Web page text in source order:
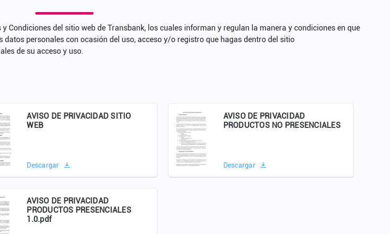
Condiciones del sitio web de Transbank, los cuales informan y regulan la manera y condiciones en que
datos personales con ocasión del uso, acceso y/o registro que hagas dentro del sitio
de su acceso y uso.
AVISO DE PRIVACIDAD SITIO
WEB
Descargar
AVISO DE PRIVACIDAD
PRODUCTOS NO PRESENCIALES
Descargar
AVISO DE PRIVACIDAD
PRODUCTOS PRESENCIALES
1.0.pdf